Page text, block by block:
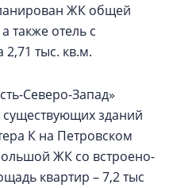
ЖК общей
также отель с
тыс. кв.м.
Северо-Запад»
существующих зданий
К на Петровском
ЖК со встроено-
квартир – 7,2 тыс